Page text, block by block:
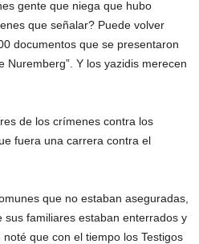
gente que niega que hubo
que señalar? Puede volver
documentos que se presentaron
Nuremberg”. Y los yazidis merecen
de los crímenes contra los
fuera una carrera contra el
que no estaban aseguradas,
familiares estaban enterrados y
que con el tiempo los Testigos